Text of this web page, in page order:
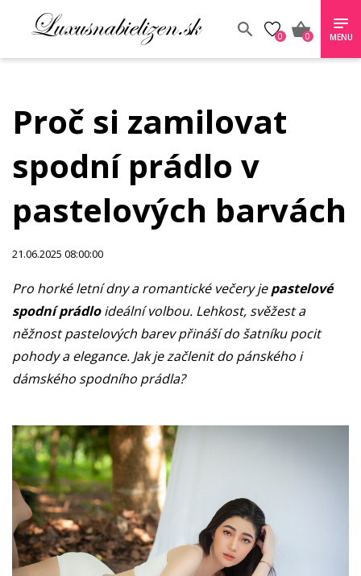
0 0 MENU
Proč si zamilovat
spodní prádlo v
pastelových barvách
21.06.2025 08:00:00
Pro horké letní dny a romantické večery jepastelové
spodní prádloideální volbou. Lehkost, svěžest a
něžnost pastelových barev přináší do šatníku pocit
pohody a elegance. Jak je začlenit do pánského i
dámského spodního prádla?